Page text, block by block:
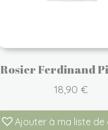
Rosier Ferdinand
18,90 €
Ajouter à ma liste de